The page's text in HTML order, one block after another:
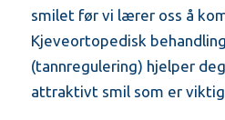
smilet før vi lærer oss å
Kjeveortopedisk behandling
(tannregulering) hjelper
attraktivt smil som er